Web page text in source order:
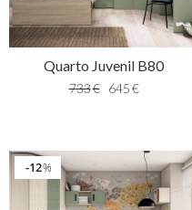
Quarto Juvenil B80
733€ 645€
%
12